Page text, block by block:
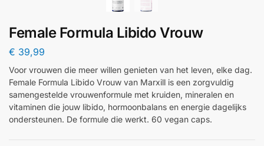
Female Formula Libido Vrouw
€ 39,99
Voor vrouwen die meer willen genieten van het leven, elke dag.
Female Formula Libido Vrouw van Marxill is een zorgvuldig
samengestelde vrouwenformule met kruiden, mineralen en
vitaminen die jouw libido, hormoonbalans en energie dagelijks
ondersteunen. De formule die werkt. 60 vegan caps.